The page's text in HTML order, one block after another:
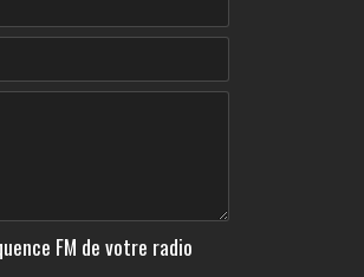
FM de votre radio